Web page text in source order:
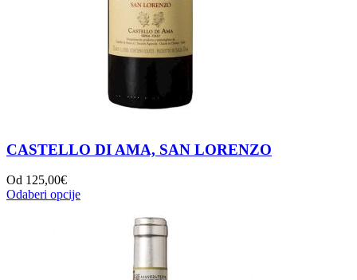
CASTELLO DI AMA, SAN LORENZO
Od 125,00€
Odaberi opcije